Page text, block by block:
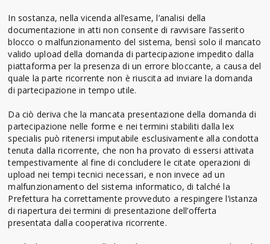
In sostanza, nella vicenda all’esame, l’analisi della
documentazione in atti non consente di ravvisare l’asserito
blocco o malfunzionamento del sistema, bensì solo il mancato
valido upload della domanda di partecipazione impedito dalla
piattaforma per la presenza di un errore bloccante, a causa del
quale la parte ricorrente non è riuscita ad inviare la domanda
di partecipazione in tempo utile.
Da ciò deriva che la mancata presentazione della domanda di
partecipazione nelle forme e nei termini stabiliti dalla lex
specialis può ritenersi imputabile esclusivamente alla condotta
tenuta dalla ricorrente, che non ha provato di essersi attivata
tempestivamente al fine di concludere le citate operazioni di
upload nei tempi tecnici necessari, e non invece ad un
malfunzionamento del sistema informatico, di talché la
Prefettura ha correttamente provveduto a respingere l’istanza
di riapertura dei termini di presentazione dell’offerta
presentata dalla cooperativa ricorrente.